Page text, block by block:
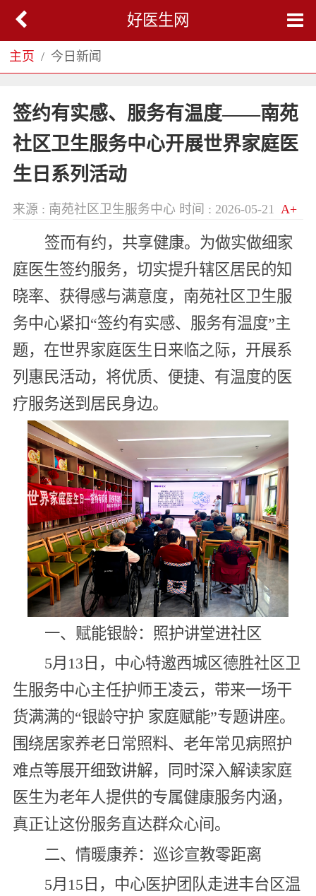
好医生网
主页 今日新闻
签约有实感、服务有温度——南苑
社区卫生服务中心开展世界家庭医
生日系列活动
来源 : 南苑社区卫生服务中心 时间 : 2026-05-21 A+
签而有约，共享健康。为做实做细家
庭医生签约服务，切实提升辖区居民的知
晓率、获得感与满意度，南苑社区卫生服
务中心紧扣“签约有实感、服务有温度”主
题，在世界家庭医生日来临之际，开展系
列惠民活动，将优质、便捷、有温度的医
疗服务送到居民身边。
一、赋能银龄：照护讲堂进社区
5月13日，中心特邀西城区德胜社区卫
生服务中心主任护师王凌云，带来一场干
货满满的“银龄守护 家庭赋能”专题讲座。
围绕居家养老日常照料、老年常见病照护
难点等展开细致讲解，同时深入解读家庭
医生为老年人提供的专属健康服务内涵，
真正让这份服务直达群众心间。
二、情暖康养：巡诊宣教零距离
5月15日，中心医护团队走进丰台区温